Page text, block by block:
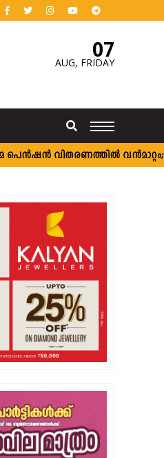
07
AUG, FRIDAY
വിതരണത്തിൽ വൻമാറ്റം;